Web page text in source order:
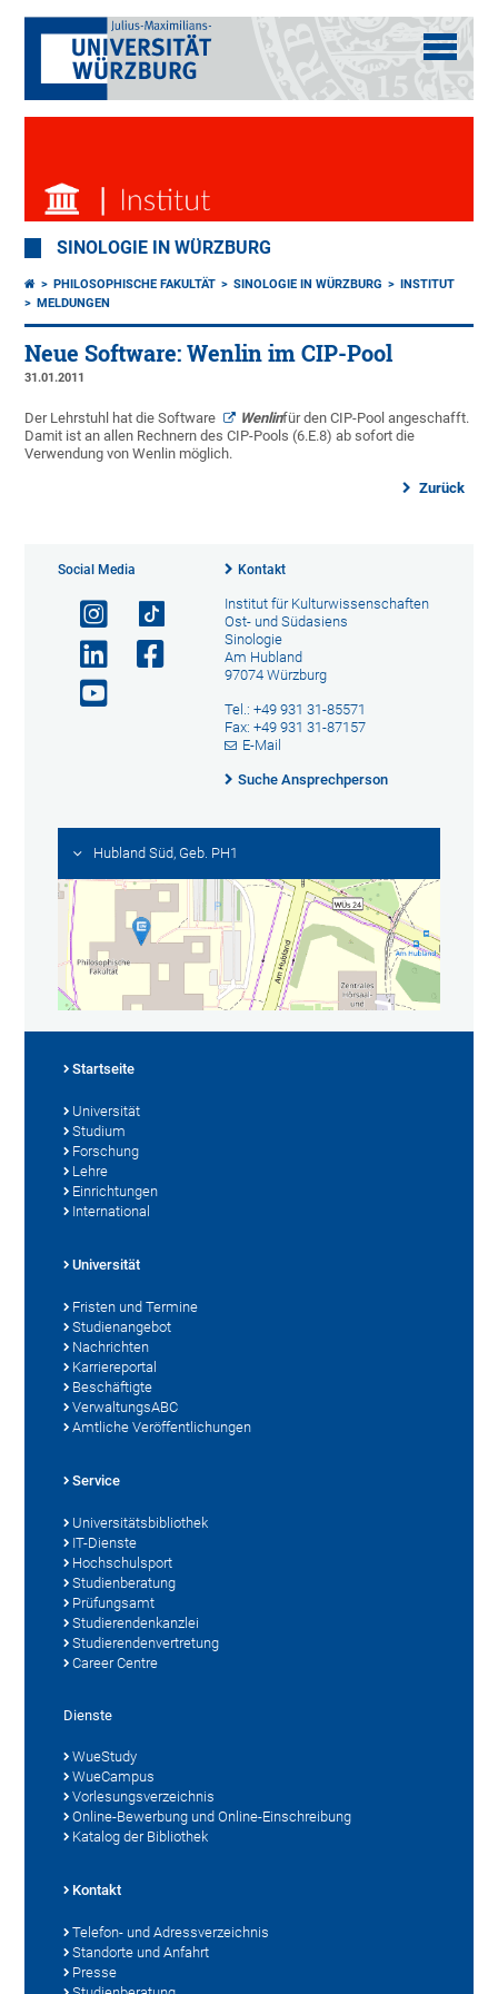
SINOLOGIE IN WÜRZBURG
PHILOSOPHISCHE FAKULTÄT SINOLOGIE IN WÜRZBURG
INSTITUT
MELDUNGEN
Neue Software: Wenlin im CIP-Pool
31.01.2011
Der Lehrstuhl hat die Software Wenlinfür den CIP-Pool angeschafft.
Damit ist an allen Rechnern des CIP-Pools (6.E.8) ab sofort die
Verwendung von Wenlin möglich.
Zurück
Social Media Kontakt
Institut für Kulturwissenschaften
Ost- und Südasiens
Sinologie
Am Hubland
97074 Würzburg
Tel.: +49 931 31-85571
Fax: +49 931 31-87157
E-Mail
Suche Ansprechperson
Hubland Süd, Geb. PH1
Startseite
Universität
Studium
Forschung
Lehre
Einrichtungen
International
Universität
Fristen und Termine
Studienangebot
Nachrichten
Karriereportal
Beschäftigte
VerwaltungsABC
Amtliche Veröffentlichungen
Service
Universitätsbibliothek
IT-Dienste
Hochschulsport
Studienberatung
Prüfungsamt
Studierendenkanzlei
Studierendenvertretung
Career Centre
Dienste
WueStudy
WueCampus
Vorlesungsverzeichnis
Online-Bewerbung und Online-Einschreibung
Katalog der Bibliothek
Kontakt
Telefon- und Adressverzeichnis
Standorte und Anfahrt
Presse